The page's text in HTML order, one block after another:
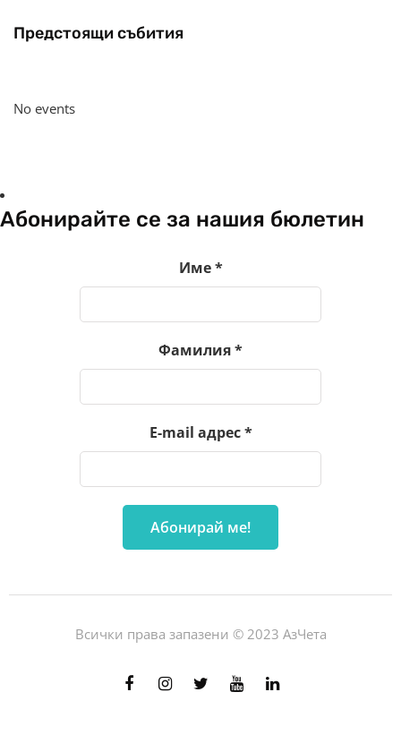
Предстоящи събития
No events
Абонирайте се за нашия бюлетин
Име*
Фамилия*
E-mail адрес*
Всички права запазени © 2023 АзЧета